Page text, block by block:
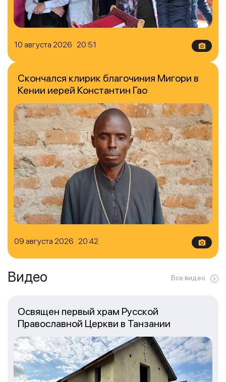
10 августа 2026 20:51
09 августа 2026 20:42
Скончался клирик благочиния Мигори в
Кении иерей Константин Гао
Видео Все видео
Освящен первый храм Русской
Православной Церкви в Танзании